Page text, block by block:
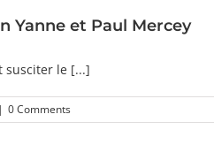
Yanne et Paul Mercey
susciter le [...]
| 0 Comments